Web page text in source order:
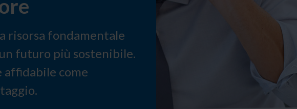
risorsa fondamentale
futuro più sostenibile.
come